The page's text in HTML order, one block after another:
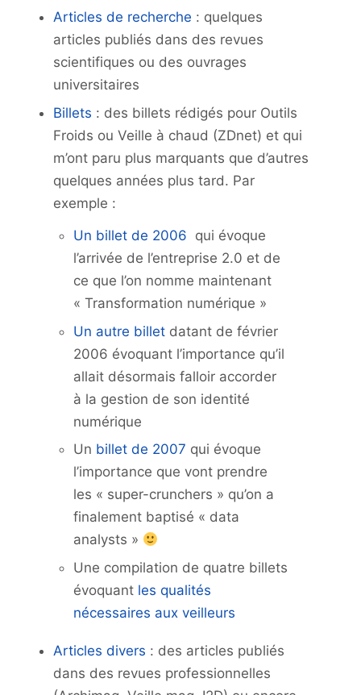
Articles de recherche : quelques
articles publiés dans des revues
scientifiques ou des ouvrages
universitaires
Billets : des billets rédigés pour Outils
Froids ou Veille à chaud (ZDnet) et qui
m’ont paru plus marquants que d’autres
quelques années plus tard. Par
exemple :
Un billet de 2006 qui évoque
l’arrivée de l’entreprise 2.0 et de
ce que l’on nomme maintenant
« Transformation numérique »
Un autre billet datant de février
2006 évoquant l’importance qu’il
allait désormais falloir accorder
à la gestion de son identité
numérique
Un billet de 2007 qui évoque
l’importance que vont prendre
les « super-crunchers » qu’on a
finalement baptisé « data
analysts »
Une compilation de quatre billets
évoquant les qualités
nécessaires aux veilleurs
Articles divers : des articles publiés
dans des revues professionnelles